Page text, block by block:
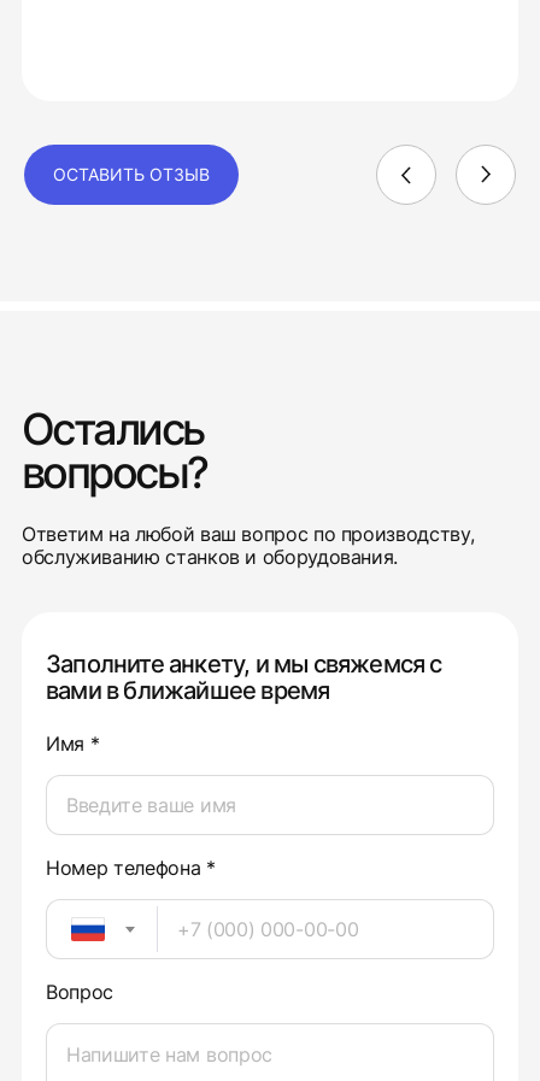
ОСТАВИТЬ ОТЗЫВ
Остались
вопросы?
Ответим на любой ваш вопрос по производству,
обслуживанию станков и оборудования.
Заполните анкету, и мы свяжемся с
вами в ближайшее время
Имя *
Номер телефона *
Вопрос